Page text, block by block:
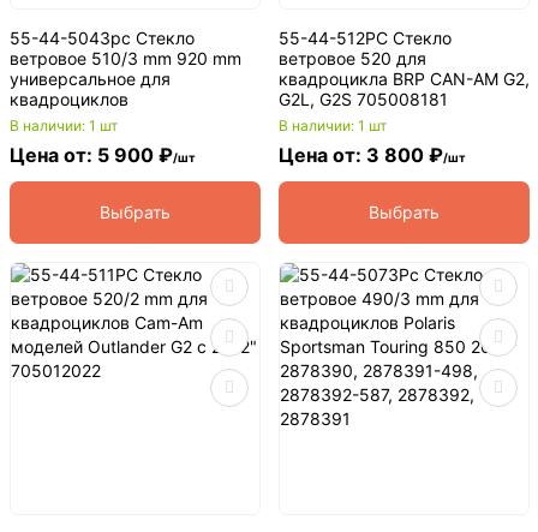
55-44-5043pc Стекло
ветровое 510/3 mm 920 mm
универсальное для
квадроциклов
В наличии: 1 шт
Цена от: 5 900 ₽/шт
Выбрать
55-44-512PC Стекло
ветровое 520 для
квадроцикла BRP CAN-AM G2,
G2L, G2S 705008181
В наличии: 1 шт
Цена от: 3 800 ₽/шт
Выбрать